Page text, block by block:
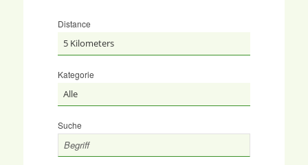
Distance
Kategorie
Suche